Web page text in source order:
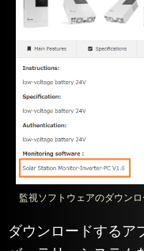
監視ソフトウェアのダウンロ
ダウンロードするア